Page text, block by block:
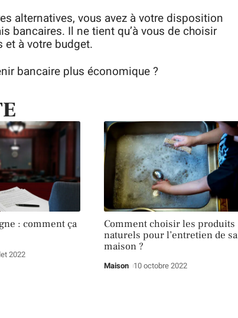
alternatives, vous avez à votre disposition
bancaires. Il ne tient qu’à vous de choisir
à votre budget.
bancaire plus économique ?
: comment ça
2022
Comment choisir les produits
naturels pour l’entretien de sa
maison ?
Maison 10 octobre 2022